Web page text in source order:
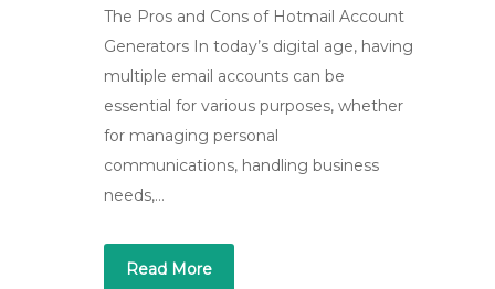
The Pros and Cons of Hotmail Account
Generators In today’s digital age, having
multiple email accounts can be
essential for various purposes, whether
for managing personal
communications, handling business
needs,…
Read More